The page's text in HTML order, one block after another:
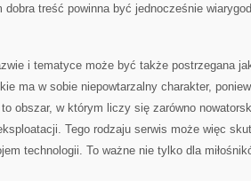
dobra treść powinna być jednocześnie
i tematyce może być także postrzegana
ma w sobie niepowtarzalny charakter,
obszar, w którym liczy się zarówno
Tego rodzaju serwis może więc
technologii. To ważne nie tylko dla